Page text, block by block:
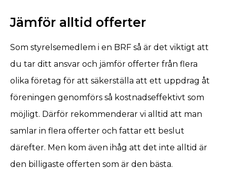
Jämför alltid offerter
Som styrelsemedlem i en BRF så är det viktigt att
du tar ditt ansvar och jämför offerter från flera
olika företag för att säkerställa att ett uppdrag åt
föreningen genomförs så kostnadseffektivt som
möjligt. Därför rekommenderar vi alltid att man
samlar in flera offerter och fattar ett beslut
därefter. Men kom även ihåg att det inte alltid är
den billigaste offerten som är den bästa.